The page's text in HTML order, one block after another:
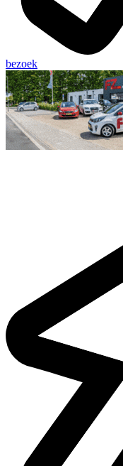
bezoek